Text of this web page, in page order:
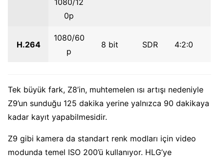
0p
H.264
1080/60
p
8 bit SDR 4:2:0
Tek büyük fark, Z8’in, muhtemelen ısı artışı nedeniyle
Z9’un sunduğu 125 dakika yerine yalnızca 90 dakikaya
kadar kayıt yapabilmesidir.
Z9 gibi kamera da standart renk modları için video
modunda temel ISO 200’ü kullanıyor. HLG’ye